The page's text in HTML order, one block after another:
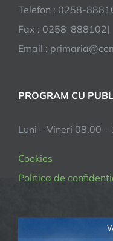
Telefon : 0258-
Fax : 0258-888102|
Email :
PROGRAM CU
Luni – Vineri 08.00 –
Cookies
Politica de